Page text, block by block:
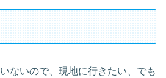
ないので、現地に行きたい、でも